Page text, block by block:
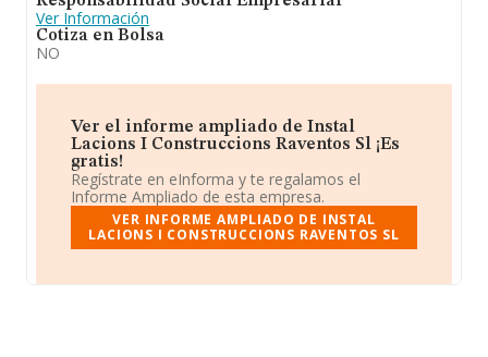
Ver Información
Cotiza en Bolsa
NO
Ver el informe ampliado de Instal
Lacions I Construccions Raventos Sl ¡Es
gratis!
Regístrate en eInforma y te regalamos el
Informe Ampliado de esta empresa.
VER INFORME AMPLIADO DE INSTAL
LACIONS I CONSTRUCCIONS RAVENTOS SL